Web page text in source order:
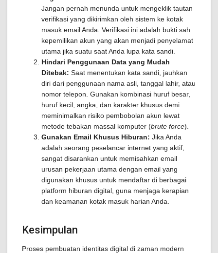
Jangan pernah menunda untuk mengeklik tautan
verifikasi yang dikirimkan oleh sistem ke kotak
masuk email Anda. Verifikasi ini adalah bukti sah
kepemilikan akun yang akan menjadi penyelamat
utama jika suatu saat Anda lupa kata sandi.
Hindari Penggunaan Data yang Mudah
Ditebak: Saat menentukan kata sandi, jauhkan
diri dari penggunaan nama asli, tanggal lahir, atau
nomor telepon. Gunakan kombinasi huruf besar,
huruf kecil, angka, dan karakter khusus demi
meminimalkan risiko pembobolan akun lewat
metode tebakan massal komputer (brute force).
Gunakan Email Khusus Hiburan: Jika Anda
adalah seorang peselancar internet yang aktif,
sangat disarankan untuk memisahkan email
urusan pekerjaan utama dengan email yang
digunakan khusus untuk mendaftar di berbagai
platform hiburan digital, guna menjaga kerapian
dan keamanan kotak masuk harian Anda.
Kesimpulan
Proses pembuatan identitas digital di zaman modern